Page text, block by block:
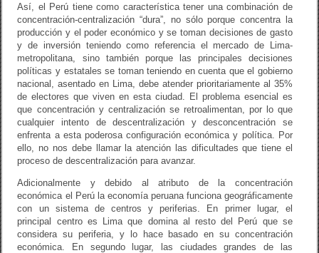
Así, el Perú tiene como característica tener una combinación de
concentración-centralización “dura”, no sólo porque concentra la
producción y el poder económico y se toman decisiones de gasto
y de inversión teniendo como referencia el mercado de Lima-
metropolitana, sino también porque las principales decisiones
políticas y estatales se toman teniendo en cuenta que el gobierno
nacional, asentado en Lima, debe atender prioritariamente al 35%
de electores que viven en esta ciudad. El problema esencial es
que concentración y centralización se retroalimentan, por lo que
cualquier intento de descentralización y desconcentración se
enfrenta a esta poderosa configuración económica y política. Por
ello, no nos debe llamar la atención las dificultades que tiene el
proceso de descentralización para avanzar.
Adicionalmente y debido al atributo de la concentración
económica el Perú la economía peruana funciona geográficamente
con un sistema de centros y periferias. En primer lugar, el
principal centro es Lima que domina al resto del Perú que se
considera su periferia, y lo hace basado en su concentración
económica. En segundo lugar, las ciudades grandes de las